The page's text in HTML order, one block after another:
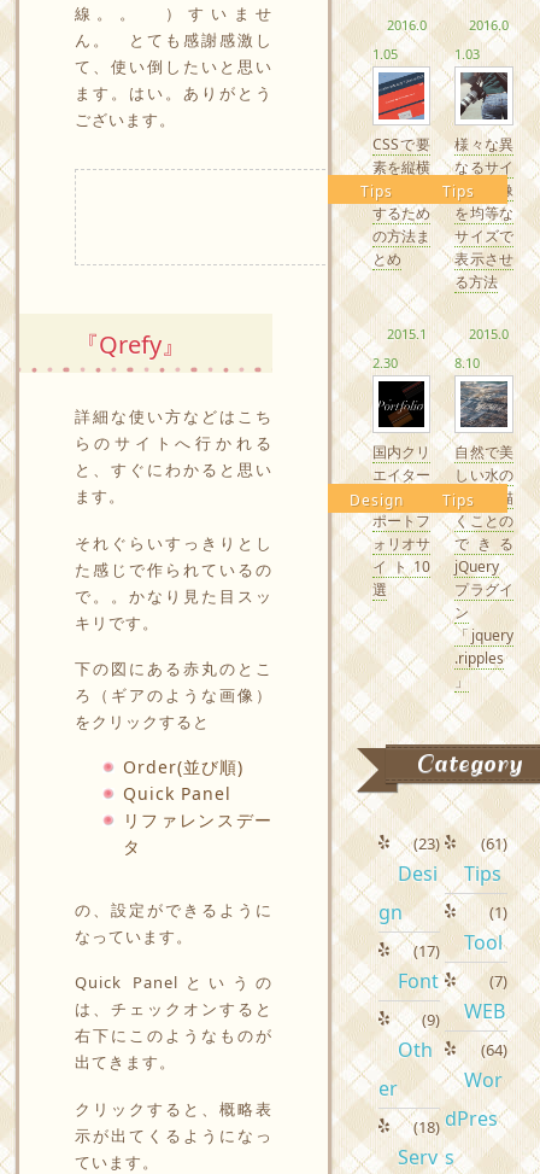
線。。 ）すいませ
ん。 とても感謝感激し
て、使い倒したいと思い
ます。はい。ありがとう
ございます。
『Qrefy』
詳細な使い方などはこち
らのサイトへ行かれる
と、すぐにわかると思い
ます。
それぐらいすっきりとし
た感じで作られているの
で。。かなり見た目スッ
キリです。
下の図にある赤丸のとこ
ろ（ギアのような画像）
をクリックすると
Order(並び順)
Quick Panel
リファレンスデー
タ
の、設定ができるように
なっています。
Quick Panelというの
は、チェックオンすると
右下にこのようなものが
出てきます。
クリックすると、概略表
示が出てくるようになっ
ています。
2016.0
1.05
Tips
CSSで要
素を縦横
中央配置
するため
の方法ま
とめ
2016.0
1.03
Tips
様々な異
なるサイ
ズの画像
を均等な
サイズで
表示させ
る方法
2015.1
2.30
Design
国内クリ
エイター
の素敵な
ポートフ
ォリオサ
イト10
選
2015.0
8.10
Tips
自然で美
しい水の
波紋を描
くことの
できる
jQuery
プラグイ
ン
「jquery
.ripples
」
Category
Desi
gn
(23)
Font
(17)
Oth
er
(9)
Serv
(18)
Tips
(61)
Tool
(1)
WEB
(7)
Wor
dPres
s
(64)